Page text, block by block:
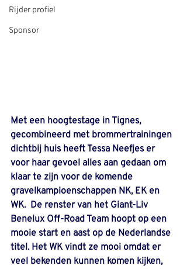
Rijder profiel
Sponsor
Met een hoogtestage in Tignes,
gecombineerd met brommertrainingen
dichtbij huis heeft Tessa Neefjes er
voor haar gevoel alles aan gedaan om
klaar te zijn voor de komende
gravelkampioenschappen NK, EK en
WK.  De renster van het Giant-Liv
Benelux Off-Road Team hoopt op een
mooie start en aast op de Nederlandse
titel. Het WK vindt ze mooi omdat er
veel bekenden kunnen komen kijken,